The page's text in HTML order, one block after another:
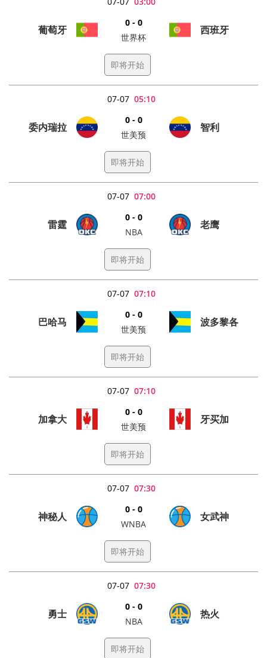
葡萄牙
0 - 0
世界杯
西班牙
即将开始
05:10
07-07
委内瑞拉
0 - 0
世美预
智利
即将开始
07:00
07-07
雷霆
0 - 0
NBA
老鹰
即将开始
07:10
07-07
巴哈马
0 - 0
世美预
波多黎各
即将开始
07:10
07-07
加拿大
0 - 0
世美预
牙买加
即将开始
07:30
07-07
神秘人
0 - 0
WNBA
女武神
即将开始
07:30
07-07
勇士
0 - 0
NBA
热火
即将开始